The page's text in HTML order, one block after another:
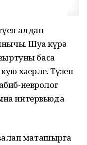
алдан
Шуңа күрә
баса
хәерле. Түзеп
невролог
интервьюда
маташырга